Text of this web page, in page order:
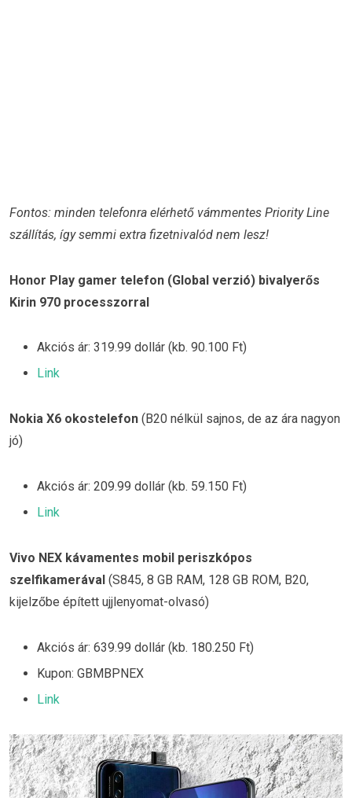
Fontos: minden telefonra elérhető vámmentes Priority Line
szállítás, így semmi extra fizetnivalód nem lesz!
Honor Play gamer telefon (Global verzió) bivalyerős
Kirin 970 processzorral
Akciós ár: 319.99 dollár (kb. 90.100 Ft)
Link
Nokia X6 okostelefon (B20 nélkül sajnos, de az ára nagyon
jó)
Akciós ár: 209.99 dollár (kb. 59.150 Ft)
Link
Vivo NEX kávamentes mobil periszkópos
szelfikamerával (S845, 8 GB RAM, 128 GB ROM, B20,
kijelzőbe épített ujjlenyomat-olvasó)
Akciós ár: 639.99 dollár (kb. 180.250 Ft)
Kupon: GBMBPNEX
Link